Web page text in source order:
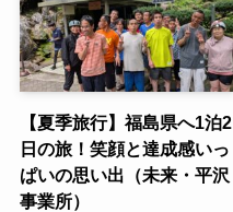
【夏季旅行】福島県へ1泊2
日の旅！笑顔と達成感いっ
ぱいの思い出（未来・平沢
事業所）